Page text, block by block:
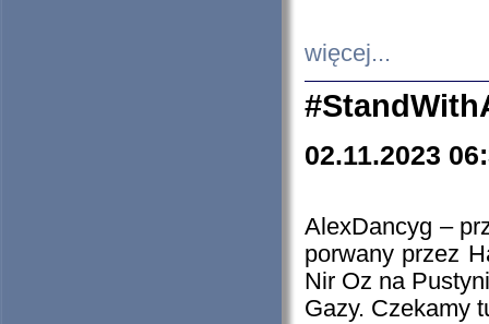
więcej...
02.11.2023
AlexDancyg –
porwany przez
Nir Oz na
Gazy. Czekamy